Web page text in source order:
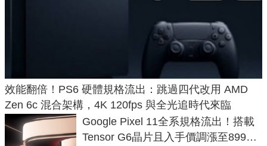
效能翻倍！PS6 硬體規格流出：跳過四代改用 AMD
Zen 6c 混合架構，4K 120fps 與全光追時代來臨
Google Pixel 11全系規格流出！搭載
Tensor G6晶片且入手價調漲至899美